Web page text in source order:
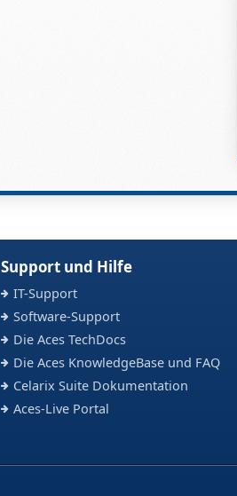
Support und Hilfe
IT-Support
Software-Support
Die Aces TechDocs
Die Aces KnowledgeBase und FAQ
Celarix Suite Dokumentation
Aces-Live Portal